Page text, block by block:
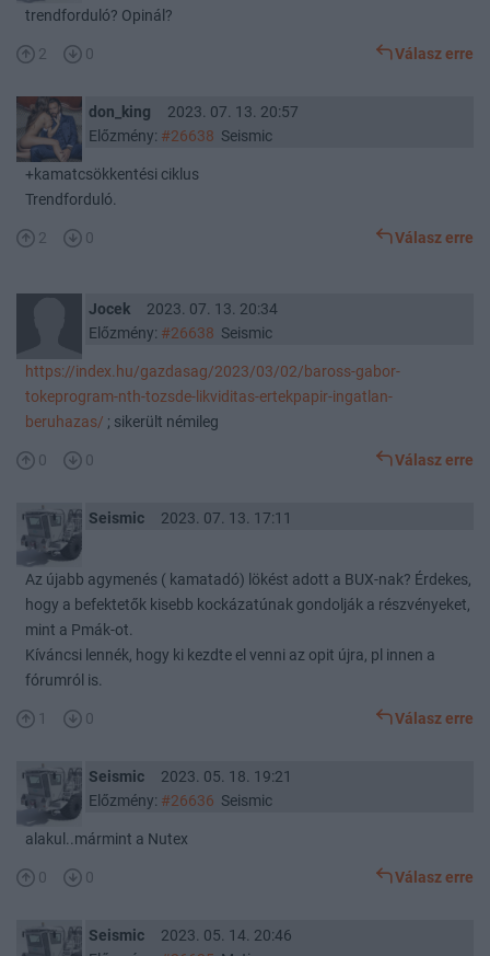
trendforduló? Opinál?
2 0 Válasz erre
don_king
2023. 07. 13. 20:57
Előzmény: #26638 Seismic
+kamatcsökkentési ciklus
Trendforduló.
2 0 Válasz erre
Jocek
2023. 07. 13. 20:34
Előzmény: #26638 Seismic
https://index.hu/gazdasag/2023/03/02/baross-gabor-
tokeprogram-nth-tozsde-likviditas-ertekpapir-ingatlan-
beruhazas/ ; sikerült némileg
0 0 Válasz erre
Seismic 2023. 07. 13. 17:11
Az újabb agymenés ( kamatadó) lökést adott a BUX-nak? Érdekes,
hogy a befektetők kisebb kockázatúnak gondolják a részvényeket,
mint a Pmák-ot.
Kíváncsi lennék, hogy ki kezdte el venni az opit újra, pl innen a
fórumról is.
1 0 Válasz erre
Seismic
2023. 05. 18. 19:21
Előzmény: #26636 Seismic
alakul..mármint a Nutex
0 0 Válasz erre
Seismic
2023. 05. 14. 20:46